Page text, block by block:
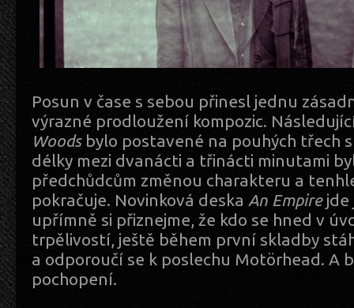
Posun v čase s sebou přinesl jednu
výrazné prodloužení kompozic.
Woods bylo postavené na pouhých třech
délky mezi dvanácti a třinácti minutami
předchůdcům změnou charakteru a
pokračuje. Novinková deska An Empirejde
upřímně si přiznejme, že kdo se hned v
trpělivostí, ještě během první skladby
a odporoučí se k poslechu Motörhead. A
pochopení.